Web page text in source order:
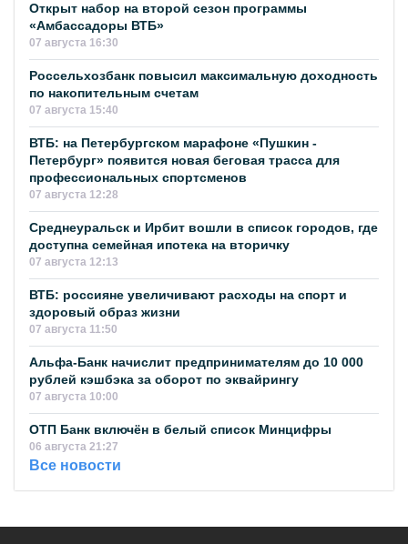
Открыт набор на второй сезон программы
«Амбассадоры ВТБ»
07 августа 16:30
Россельхозбанк повысил максимальную доходность
по накопительным счетам
07 августа 15:40
ВТБ: на Петербургском марафоне «Пушкин -
Петербург» появится новая беговая трасса для
профессиональных спортсменов
07 августа 12:28
Среднеуральск и Ирбит вошли в список городов, где
доступна семейная ипотека на вторичку
07 августа 12:13
ВТБ: россияне увеличивают расходы на спорт и
здоровый образ жизни
07 августа 11:50
Альфа-Банк начислит предпринимателям до 10 000
рублей кэшбэка за оборот по эквайрингу
07 августа 10:00
ОТП Банк включён в белый список Минцифры
06 августа 21:27
Все новости